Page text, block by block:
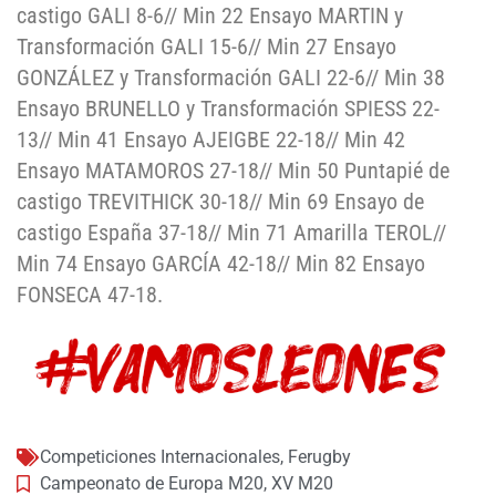
castigo GALI 8-6// Min 22 Ensayo MARTIN y
Transformación GALI 15-6// Min 27 Ensayo
GONZÁLEZ y Transformación GALI 22-6// Min 38
Ensayo BRUNELLO y Transformación SPIESS 22-
13// Min 41 Ensayo AJEIGBE 22-18// Min 42
Ensayo MATAMOROS 27-18// Min 50 Puntapié de
castigo TREVITHICK 30-18// Min 69 Ensayo de
castigo España 37-18// Min 71 Amarilla TEROL//
Min 74 Ensayo GARCÍA 42-18// Min 82 Ensayo
FONSECA 47-18.
Competiciones Internacionales, Ferugby
Campeonato de Europa M20, XV M20